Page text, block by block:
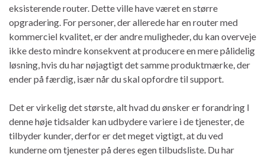
eksisterende router. Dette ville have været en større
opgradering. For personer, der allerede har en router med
kommerciel kvalitet, er der andre muligheder, du kan overveje
ikke desto mindre konsekvent at producere en mere pålidelig
løsning, hvis du har nøjagtigt det samme produktmærke, der
ender på færdig, især når du skal opfordre til support.
Det er virkelig det største, alt hvad du ønsker er forandring I
denne høje tidsalder kan udbydere variere i de tjenester, de
tilbyder kunder, derfor er det meget vigtigt, at du ved
kunderne om tjenester på deres egen tilbudsliste. Du har